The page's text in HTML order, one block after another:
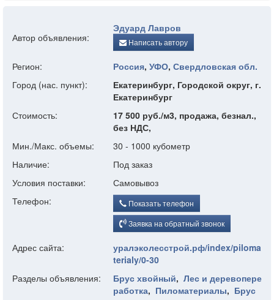
Автор объявления:
Эдуард Лавров
Написать автору
Регион: Россия, УФО, Свердловская обл.
Город (нас. пункт):
Екатеринбург, Городской округ, г.
Екатеринбург
Стоимость:
17 500 руб./м3, продажа, безнал.,
без НДС,
Мин./Макс. объемы:
30 - 1000 кубометр
Наличие:
Под заказ
Условия поставки:
Самовывоз
Телефон:
Показать телефон
Заявка на обратный звонок
Адрес сайта:
уралэколесстрой.рф/index/piloma
terialy/0-30
Разделы объявления:
Брус хвойный, Лес и деревопере
работка, Пиломатериалы, Брус